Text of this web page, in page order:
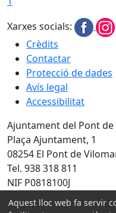
Xarxes socials:
Crèdits
Contactar
Protecció de dades
Avís legal
Accessibilitat
Ajuntament del Pont
Plaça Ajuntament, 1
08254 El Pont de
Tel. 938 318 811
NIF P0818100J
Aquest lloc web fa servir